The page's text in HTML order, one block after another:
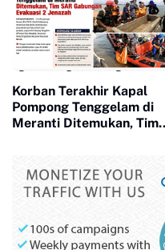
Korban Terakhir Kapal
Pompong Tenggelam di
Meranti Ditemukan, Tim